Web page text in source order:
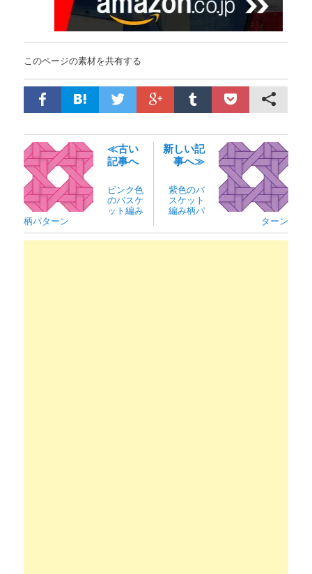
このページの素材を共有する
≪古い
記事へ
ピンク色
のバスケ
ット編み
柄パターン
新しい記
事へ≫
紫色のバ
スケット
編み柄パ
ターン